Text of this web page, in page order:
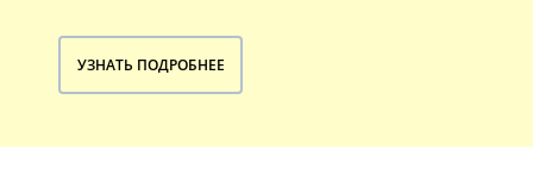
УЗНАТЬ ПОДРОБНЕЕ